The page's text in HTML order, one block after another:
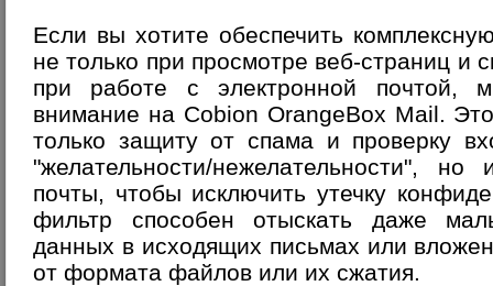
Если вы хотите обеспечить
не только при просмотре веб-страниц и
при работе с электронной почтой,
внимание на Cobion OrangeBox Mail.
только защиту от спама и проверку
"желательности/нежелательности",
почты, чтобы исключить утечку
фильтр способен отыскать даже
данных в исходящих письмах или
от формата файлов или их сжатия.